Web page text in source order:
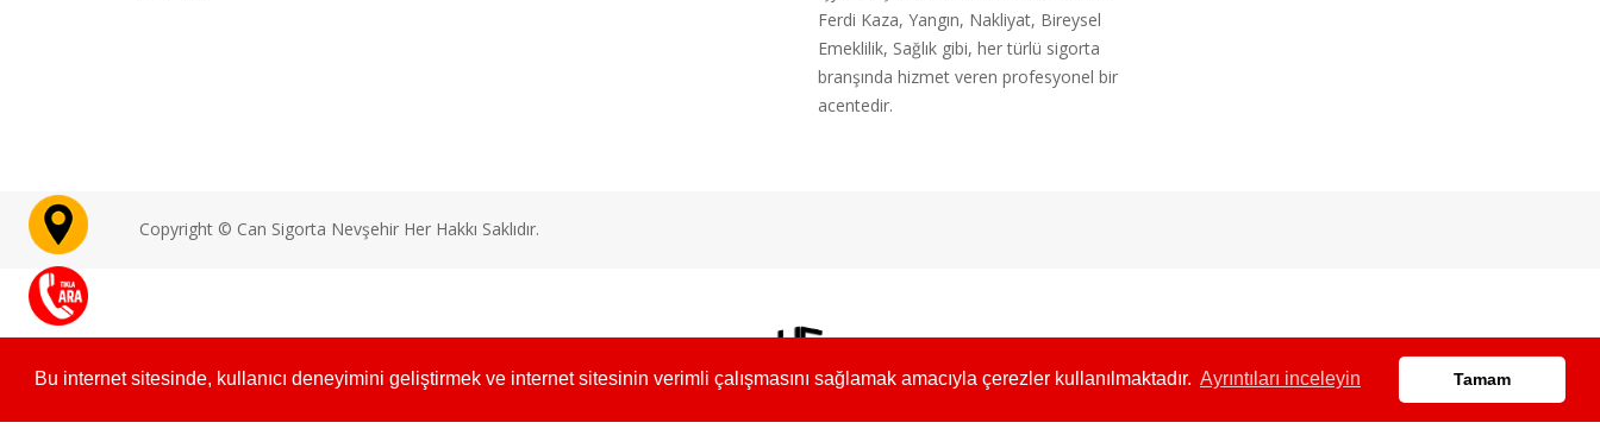
Bu internet sitesinde, kullanıcı deneyimini geliştirmek ve internet sitesinin verimli çalışmasını sağlamak amacıyla çerezler kullanılmaktadır. Ayrıntıları inceleyin Tamam
Ferdi Kaza, Yangın, Nakliyat, Bireysel
Emeklilik, Sağlık gibi, her türlü sigorta
branşında hizmet veren profesyonel bir
acentedir.
Copyright © Can Sigorta Nevşehir Her Hakkı Saklıdır.
Web Tasarım :Yasin GÜRBÜZ